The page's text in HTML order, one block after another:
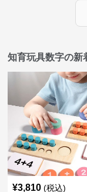
知育玩具数字の新
¥3,810 (税込)